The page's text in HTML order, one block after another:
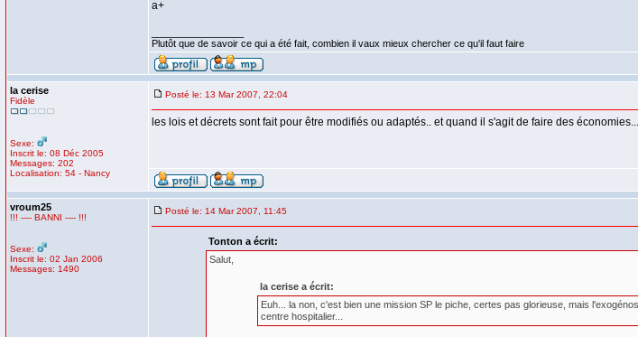
a+
Plutôt que de savoir ce qui a été fait, combien il vaux mieux chercher ce qu'il faut faire
la cerise
Fidèle
Sexe:
Inscrit le: 08 Déc 2005
Messages: 202
Localisation: 54 - Nancy
Posté le: 13 Mar 2007, 22:04
les lois et décrets sont fait pour être modifiés ou adaptés.. et quand il s'agit de faire des
vroum25
!!! ---- BANNI ---- !!!
Sexe:
Inscrit le: 02 Jan 2006
Messages: 1490
Posté le: 14 Mar 2007, 11:45
Tonton a écrit:
Salut,
la cerise a écrit:
Euh... la non, c'est bien une mission SP le piche, certes pas glorieuse, mais
centre hospitalier...